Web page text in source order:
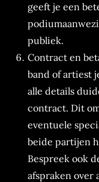
geeft je een
publiek.
Contract en
band of artiest
alle details
contract. Dit
eventuele
beide partijen
Bespreek ook
afspraken over